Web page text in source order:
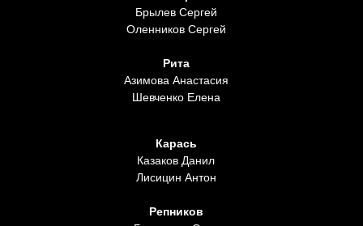
Карась
Казаков Данил
Лисицин Антон
Репников
Брылев Сергей
Оленников Сергей
Рита
Азимова Анастасия
Шевченко Елена